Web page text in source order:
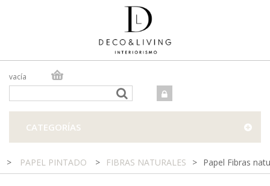
vacía
TIENDA FÍSICA
CATEGORÍAS
> PAPEL PINTADO > FIBRAS NATURALES > Papel Fibras